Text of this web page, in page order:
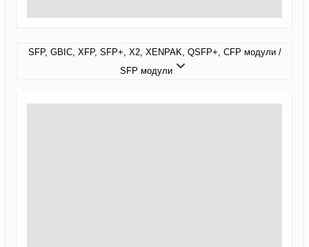
SFP, GBIC, XFP, SFP+, X2, XENPAK, QSFP+, CFP модули /
SFP модули